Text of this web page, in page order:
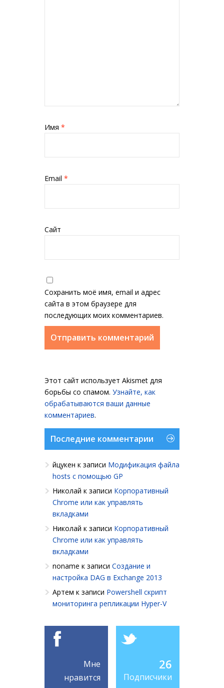
Имя *
Email *
Сайт
Сохранить моё имя, email и адрес
сайта в этом браузере для
последующих моих комментариев.
Этот сайт использует Akismet для
борьбы со спамом. Узнайте, как
обрабатываются ваши данные
комментариев.
Последние комментарии
йцукен к записи Модификация файла
hosts с помощью GP
Николай к записи Корпоративный
Chrome или как управлять
вкладками
Николай к записи Корпоративный
Chrome или как управлять
вкладками
noname к записи Создание и
настройка DAG в Exchange 2013
Артем к записи Powershell cкрипт
мониторинга репликации Hyper-V
Мне
нравится
26
Подписчики